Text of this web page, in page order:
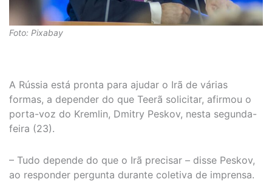
Foto: Pixabay
A Rússia está pronta para ajudar o Irã de várias
formas, a depender do que Teerã solicitar, afirmou o
porta-voz do Kremlin, Dmitry Peskov, nesta segunda-
feira (23).
– Tudo depende do que o Irã precisar – disse Peskov,
ao responder pergunta durante coletiva de imprensa.